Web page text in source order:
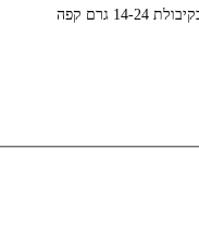
גרם קפה